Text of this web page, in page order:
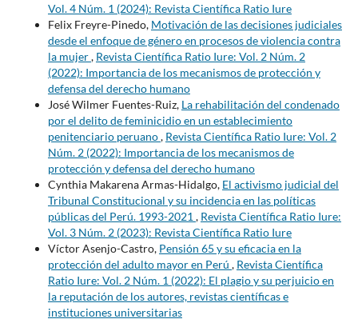
Vol. 4 Núm. 1 (2024): Revista Científica Ratio Iure
Felix Freyre-Pinedo, Motivación de las decisiones judiciales
desde el enfoque de género en procesos de violencia contra
la mujer, Revista Científica Ratio Iure: Vol. 2 Núm. 2
(2022): Importancia de los mecanismos de protección y
defensa del derecho humano
José Wilmer Fuentes-Ruiz, La rehabilitación del condenado
por el delito de feminicidio en un establecimiento
penitenciario peruano, Revista Científica Ratio Iure: Vol. 2
Núm. 2 (2022): Importancia de los mecanismos de
protección y defensa del derecho humano
Cynthia Makarena Armas-Hidalgo, El activismo judicial del
Tribunal Constitucional y su incidencia en las políticas
públicas del Perú. 1993-2021 , Revista Científica Ratio Iure:
Vol. 3 Núm. 2 (2023): Revista Científica Ratio Iure
Víctor Asenjo-Castro, Pensión 65 y su eficacia en la
protección del adulto mayor en Perú , Revista Científica
Ratio Iure: Vol. 2 Núm. 1 (2022): El plagio y su perjuicio en
la reputación de los autores, revistas científicas e
instituciones universitarias